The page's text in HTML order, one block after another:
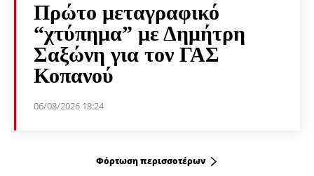
Πρώτο μεταγραφικό
“χτύπημα” με Δημήτρη
Σαξώνη για τον ΓΑΣ
Κοπανού
06/08/2026 18:24
Φόρτωση περισσοτέρων